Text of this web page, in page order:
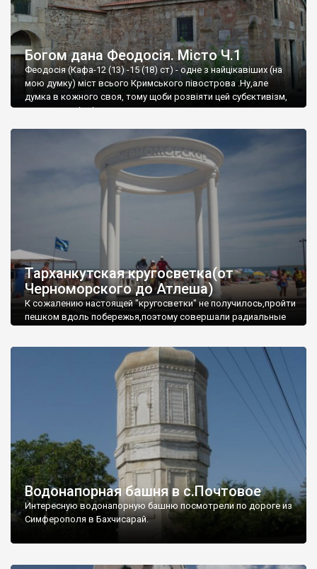
Богом дана Феодосія. Місто Ч.1
Феодосія (Кафа-12 (13) -15 (18) ст) - одне з найцікавіших (на
мою думку) міст всього Кримського півострова .Ну,але
думка в кожного своя, тому щоби розвіяти цей субєктивізм,
запрошую відвідати це
Тарханкутская кругосветка(от
Черноморского до Атлеша)
К сожалению настоящей "кругосветки" не получилось,пройти
пешком вдоль побережья,поэтому совершали радиальные
Водонапорная башня в с.Почтовое
Интересную водонапорную башню посмотрели по дороге из
Симферополя в Бахчисарай.